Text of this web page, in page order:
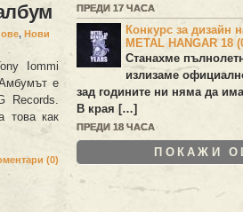
, Нови
Iommi
е
Records.
това как
(0)
ПРЕДИ 17 ЧАСА
Конкурс за дизайн
METAL HANGAR 18
Станахме
излизаме
зад годините ни няма да
В края […]
ПРЕДИ 18 ЧАСА
ПОКАЖИ